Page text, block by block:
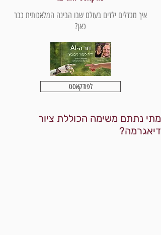
איך מגדלים ילדים בעולם שבו הבינה המלאכותית כבר
כאן?
לפודקאסט
מתי נתתם משימה הכוללת ציור
דיאגרמה?